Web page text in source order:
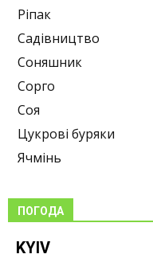
Ріпак
Садівництво
Соняшник
Сорго
Соя
Цукрові буряки
Ячмінь
ПОГОДА
KYIV